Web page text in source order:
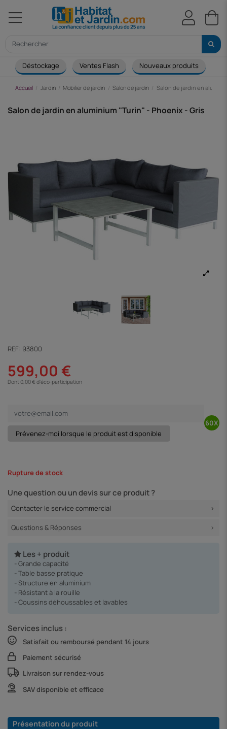
Déstockage Ventes Flash Nouveaux produits
Accueil Jardin Mobilier de jardin Salon de jardin Salon de jardin en
Salon de jardin en aluminium "Turin" - Phoenix - Gris
REF: 93800
599,00 €
Dont 0,00 € d'éco-participation
Rupture de stock
Une question ou un devis sur ce produit ?
Contacter le service commercial
Questions & Réponses
Les + produit
- Grande capacité
- Table basse pratique
- Structure en aluminium
- Résistant à la rouille
- Coussins déhoussables et lavables
Services inclus :
Satisfait ou remboursé pendant 14 jours
Paiement sécurisé
Livraison sur rendez-vous
SAV disponible et efficace
Présentation du produit